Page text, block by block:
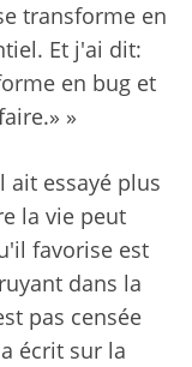
transforme en
Et j'ai dit:
en bug et
»
ait essayé plus
la vie peut
favorise est
dans la
pas censée
écrit sur la